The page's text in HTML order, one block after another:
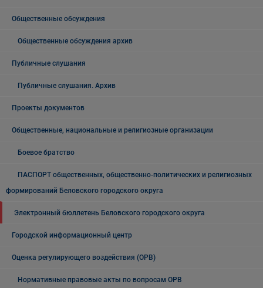
Общественные обсуждения
Общественные обсуждения архив
Публичные слушания
Публичные слушания. Архив
Проекты документов
Общественные, национальные и религиозные организации
Боевое братство
ПАСПОРТ общественных, общественно-политических и религиозных
формирований Беловского городского округа
Электронный бюллетень Беловского городского округа
Городской информационный центр
Оценка регулирующего воздействия (ОРВ)
Нормативные правовые акты по вопросам ОРВ